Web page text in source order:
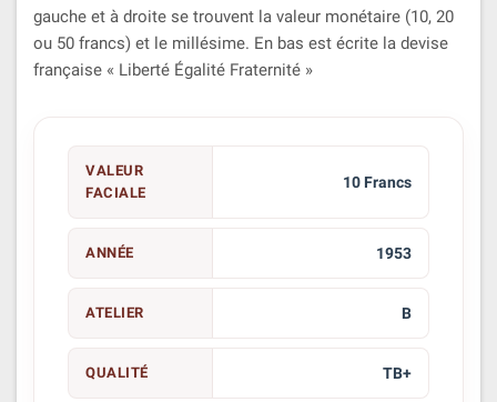
gauche et à droite se trouvent la valeur monétaire (10, 20
ou 50 francs) et le millésime. En bas est écrite la devise
française « Liberté Égalité Fraternité »
VALEUR
FACIALE
10 Francs
ANNÉE 1953
ATELIER B
QUALITÉ TB+